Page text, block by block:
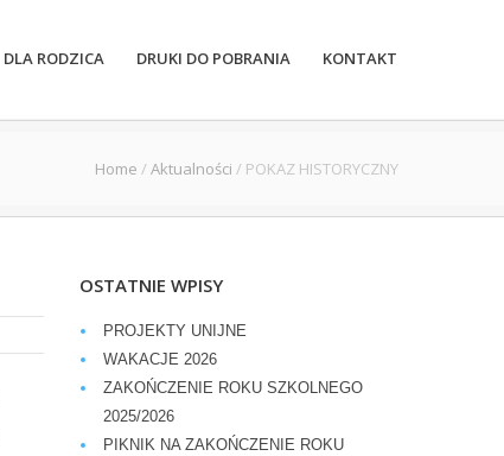
DLA RODZICA DRUKI DO POBRANIA KONTAKT
Home / Aktualności / POKAZ HISTORYCZNY
OSTATNIE WPISY
PROJEKTY UNIJNE
WAKACJE 2026
ZAKOŃCZENIE ROKU SZKOLNEGO
2025/2026
PIKNIK NA ZAKOŃCZENIE ROKU